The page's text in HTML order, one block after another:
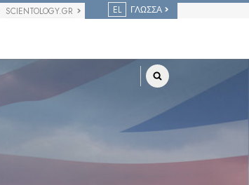
SCIENTOLOGY.GR EL ΓΛΩΣΣΑ